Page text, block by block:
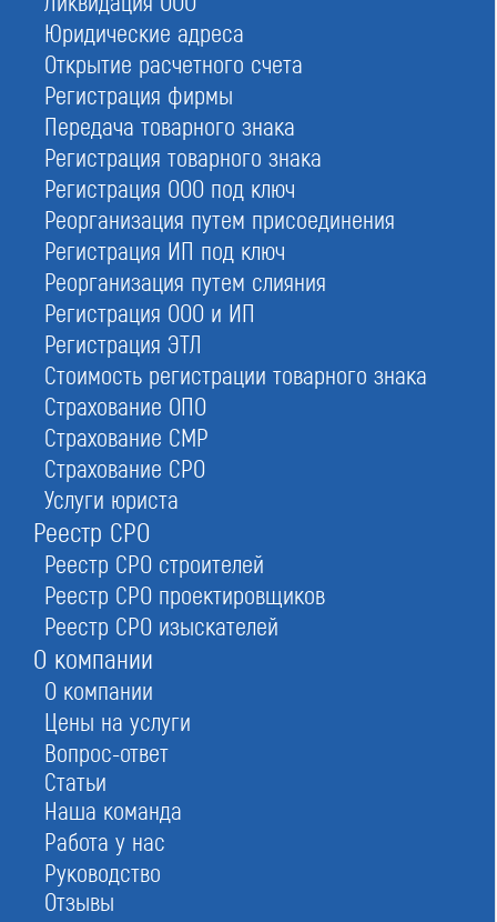
Юридические адреса
Открытие расчетного счета
Регистрация фирмы
Передача товарного знака
Регистрация товарного знака
Регистрация ООО под ключ
Реорганизация путем присоединения
Регистрация ИП под ключ
Реорганизация путем слияния
Регистрация ООО и ИП
Регистрация ЭТЛ
Стоимость регистрации товарного знака
Страхование ОПО
Страхование СМР
Страхование СРО
Услуги юриста
Реестр СРО
Реестр СРО строителей
Реестр СРО проектировщиков
Реестр СРО изыскателей
О компании
О компании
Цены на услуги
Вопрос-ответ
Статьи
Наша команда
Работа у нас
Руководство
Отзывы
Самая низкая цена на вступление
Вступить в СРО
При отправке данной формы вы соглашаетесь с
предоставлении персональных данных.
На страницах нашего сайта вы найдете общий
реестр СРО по федеральным округам, а также
отдельные — для строителей, изыскателей и
проектировщиков. Он включает сведения об
ассоциациях, их регистрационные и контактные
данные, номер в реестре.
СРО разделены по территориальному признаку,
указано количество объединений в регионе. Это
удобно — вы сразу открываете нужную область или
город. Региональный список СРО — это активные
ссылки на карточки организаций, содержащие
информацию:
название, адрес, количество членов, дата и номер
регистрации;
условия вступления;
краткая справка.
Позвоните нам и мы расскажем о порядке
вступления, взносах, требованиях и лучших
предложениях от саморегулируемых организаций.
Список СРО в Москве